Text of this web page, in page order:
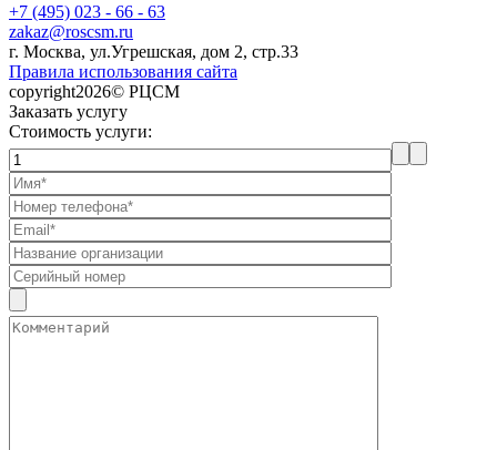
+7 (495) 023 - 66 - 63
zakaz@roscsm.ru
г. Москва, ул.Угрешская, дом 2, стр.33
Правила использования сайта
copyright2026© РЦСМ
Заказать услугу
Стоимость услуги: